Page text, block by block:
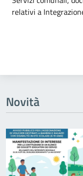
relativi a
Novità